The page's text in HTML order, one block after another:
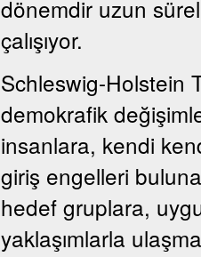
dönemdir uzun
çalışıyor.
Schleswig-Holstein
demokrafik
insanlara, kendi
giriş engelleri
hedef gruplara,
yaklaşımlarla